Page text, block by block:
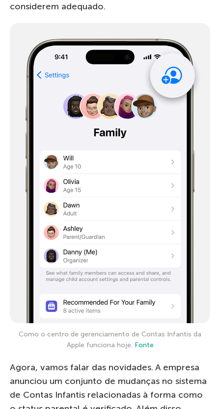
considerem adequado.
Como o centro de gerenciamento de Contas Infantis da
Apple funciona hoje. Fonte
Agora, vamos falar das novidades. A empresa
anunciou um conjunto de mudanças no sistema
de Contas Infantis relacionadas à forma como